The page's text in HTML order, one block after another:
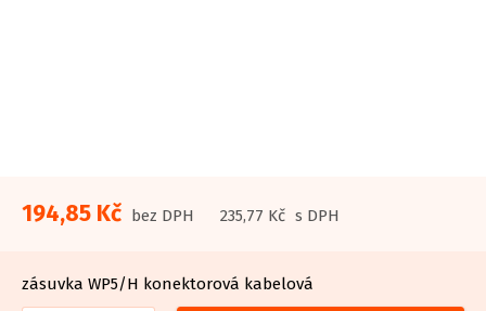
194,85 Kč bez DPH 235,77 Kč s DPH
zásuvka WP5/H konektorová kabelová